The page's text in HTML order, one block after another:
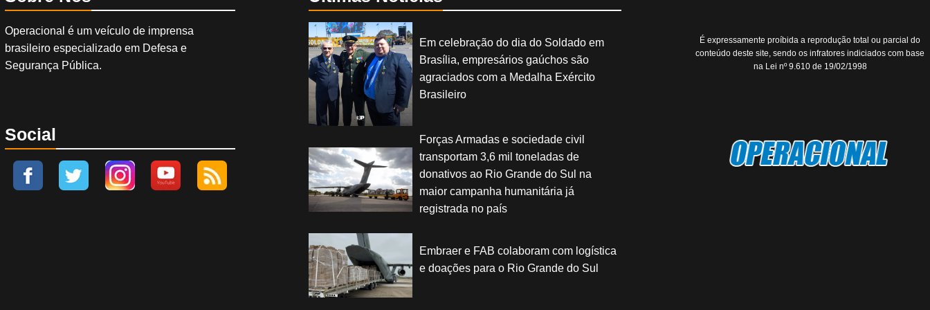
Operacional é um veículo de imprensa
brasileiro especializado em Defesa e
Segurança Pública.
Social
Em celebração do dia do Soldado em
Brasília, empresários gaúchos são
agraciados com a Medalha Exército
Brasileiro
Forças Armadas e sociedade civil
transportam 3,6 mil toneladas de
donativos ao Rio Grande do Sul na
maior campanha humanitária já
registrada no país
Embraer e FAB colaboram com logística
e doações para o Rio Grande do Sul
É expressamente proíbida a reprodução total ou parcial do
conteúdo deste site, sendo os infratores indiciados com base
na Lei nº 9.610 de 19/02/1998